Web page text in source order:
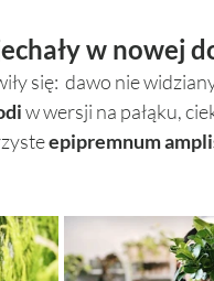
w nowej
się:  dawo nie
w wersji na pałąku,
epipremnum